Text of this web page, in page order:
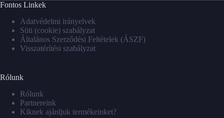
Fontos Linkek
Adatvédelmi irányelvek
Süti (cookie) szabályzat
Általános Szerződési Feltételek (ÁSZF)
Visszatérítési szabályzat
Rólunk
Rólunk
Partnereink
Kiknek ajánljuk termékeinket?